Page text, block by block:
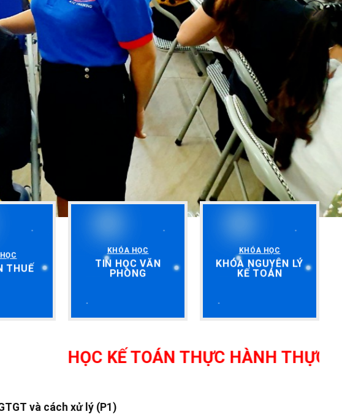
THUẾ
KHÓA HỌC
TIN HỌC VĂN
PHÒNG
KHÓA HỌC
KHÓA NGUYÊN LÝ
KẾ TOÁN
HỌC KẾ TOÁN THỰC HÀNH THỰC TẾ
và cách xử lý (P1)